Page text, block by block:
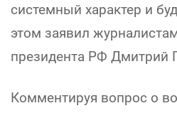
системный характер и
этом заявил
президента РФ Дмитрий
Комментируя вопрос о